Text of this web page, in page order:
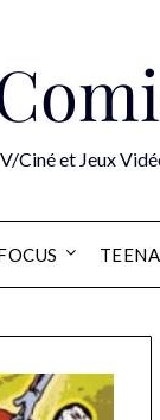
Ciné et Jeux